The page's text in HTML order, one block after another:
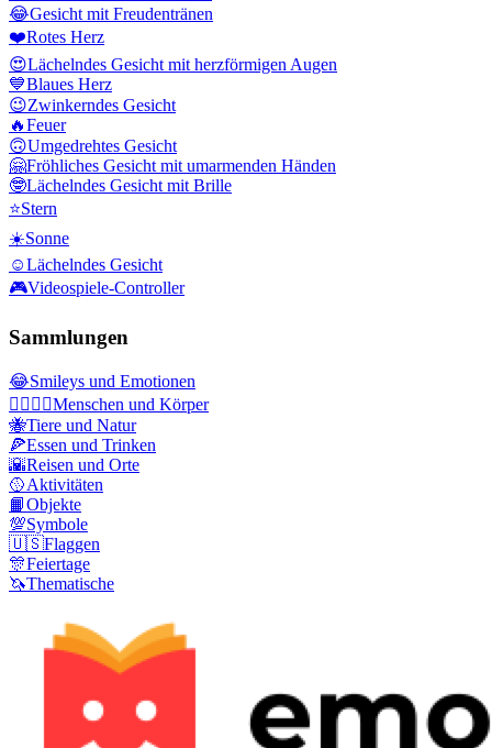
😂Gesicht mit Freudentränen
❤️Rotes Herz
😍Lächelndes Gesicht mit herzförmigen Augen
💙Blaues Herz
😉Zwinkerndes Gesicht
🔥Feuer
🙃Umgedrehtes Gesicht
🤗Fröhliches Gesicht mit umarmenden Händen
🤓Lächelndes Gesicht mit Brille
⭐Stern
☀️Sonne
☺️Lächelndes Gesicht
🎮Videospiele-Controller
Sammlungen
😂Smileys und Emotionen
👩‍❤️‍💋‍👨Menschen und Körper
🐝Tiere und Natur
🍕Essen und Trinken
🌇Reisen und Orte
🥎Aktivitäten
📙Objekte
💯Symbole
🇺🇸Flaggen
🎊Feiertage
🦄Thematische